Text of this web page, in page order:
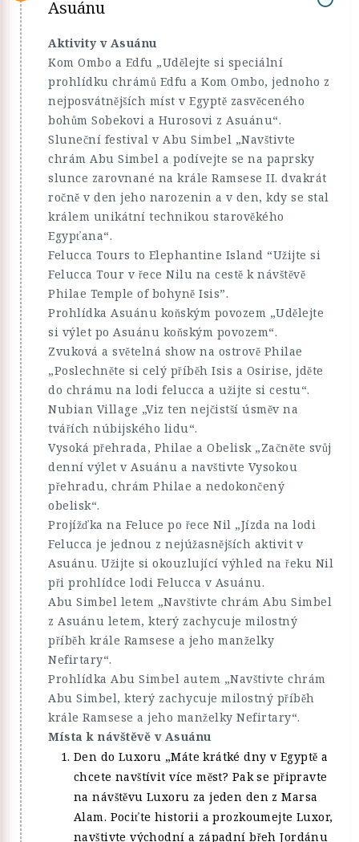
Asuánu
Aktivity v Asuánu
Kom Ombo a Edfu „Udělejte si speciální
prohlídku chrámů Edfu a Kom Ombo, jednoho z
nejposvátnějších míst v Egyptě zasvěceného
bohům Sobekovi a Hurosovi z Asuánu“.
Sluneční festival v Abu Simbel „Navštivte
chrám Abu Simbel a podívejte se na paprsky
slunce zarovnané na krále Ramsese II. dvakrát
ročně v den jeho narozenin a v den, kdy se stal
králem unikátní technikou starověkého
Egypťana“.
Felucca Tours to Elephantine Island “Užijte si
Felucca Tour v řece Nilu na cestě k návštěvě
Philae Temple of bohyně Isis”.
Prohlídka Asuánu koňským povozem „Udělejte
si výlet po Asuánu koňským povozem“.
Zvuková a světelná show na ostrově Philae
„Poslechněte si celý příběh Isis a Osirise, jděte
do chrámu na lodi felucca a užijte si cestu“.
Nubian Village „Viz ten nejčistší úsměv na
tvářích núbijského lidu“.
Vysoká přehrada, Philae a Obelisk „Začněte svůj
denní výlet v Asuánu a navštivte Vysokou
přehradu, chrám Philae a nedokončený
obelisk“.
Projížďka na Feluce po řece Nil „Jízda na lodi
Felucca je jednou z nejúžasnějších aktivit v
Asuánu. Užijte si okouzlující výhled na řeku Nil
při prohlídce lodi Felucca v Asuánu.
Abu Simbel letem „Navštivte chrám Abu Simbel
z Asuánu letem, který zachycuje milostný
příběh krále Ramsese a jeho manželky
Nefirtary“.
Prohlídka Abu Simbel autem „Navštivte chrám
Abu Simbel, který zachycuje milostný příběh
krále Ramsese a jeho manželky Nefirtary“.
Místa k návštěvě v Asuánu
Den do Luxoru „Máte krátké dny v Egyptě a
chcete navštívit více měst? Pak se připravte
na návštěvu Luxoru za jeden den z Marsa
Alam. Pociťte historii a prozkoumejte Luxor,
navštivte východní a západní břeh Jordánu